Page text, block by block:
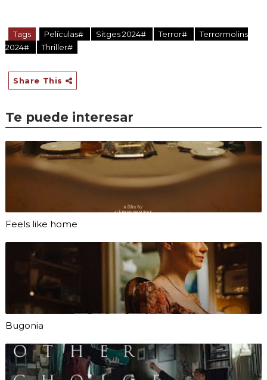
Tags Películas# Sitges 2024# Terror#
Terrormolins
2024#
Thriller#
Share This
Te puede interesar
Feels like home
Bugonia